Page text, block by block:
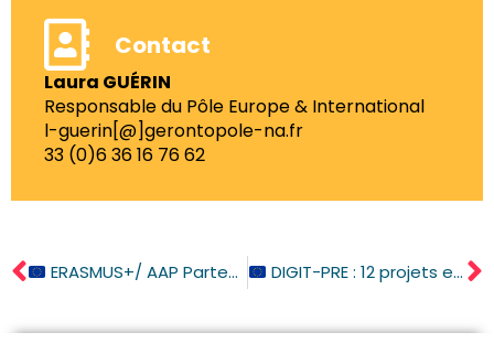
Contact
Laura GUÉRIN
Responsable du Pôle Europe & International
l-guerin[@]gerontopole-na.fr
33 (0)6 36 16 76 62
ERASMUS+/ AAP Partenariats simplifiés dans l’éducation des adultes DIGIT-PRE : 12 projets européens en santé numérique rassemblant 26 entreprises vont être accompagnés